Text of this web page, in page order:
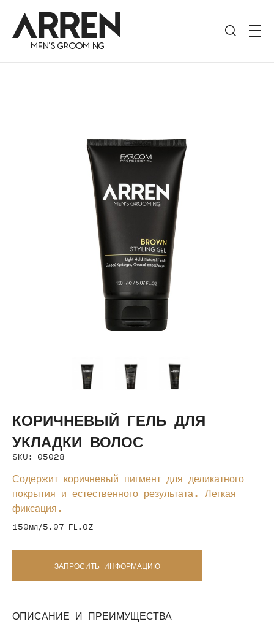
КОРИЧНЕВЫЙ ГЕЛЬ ДЛЯ
УКЛАДКИ ВОЛОС
SKU: 05028
Содержит коричневый пигмент для деликатного
покрытия и естественного результата. Легкая
фиксация.
150мл/5.07 FL.OZ
ЗАПРОСИТЬ ИНФОРМАЦИЮ
ОПИСАНИЕ И ПРЕИМУЩЕСТВА